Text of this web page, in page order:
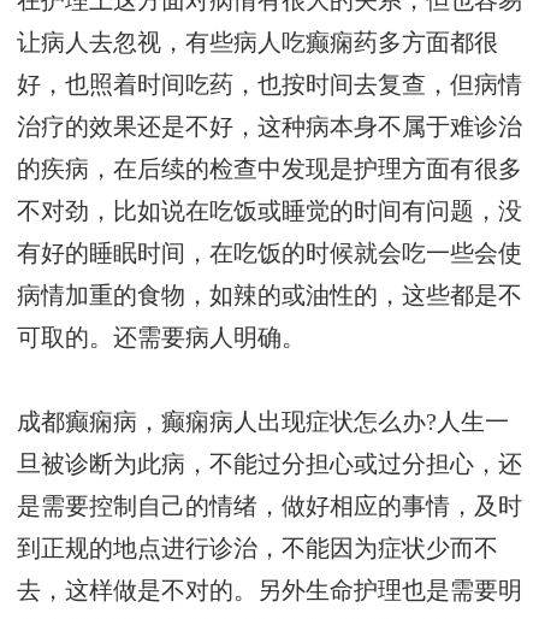
让病人去忽视，有些病人吃癫痫药多方面都很
好，也照着时间吃药，也按时间去复查，但病情
治疗的效果还是不好，这种病本身不属于难诊治
的疾病，在后续的检查中发现是护理方面有很多
不对劲，比如说在吃饭或睡觉的时间有问题，没
有好的睡眠时间，在吃饭的时候就会吃一些会使
病情加重的食物，如辣的或油性的，这些都是不
可取的。还需要病人明确。
成都癫痫病，癫痫病人出现症状怎么办?人生一
旦被诊断为此病，不能过分担心或过分担心，还
是需要控制自己的情绪，做好相应的事情，及时
到正规的地点进行诊治，不能因为症状少而不
去，这样做是不对的。另外生命护理也是需要明